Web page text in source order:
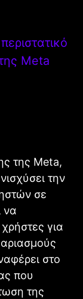
Meta
της Meta,
την
σε
να
για
στο
που
της